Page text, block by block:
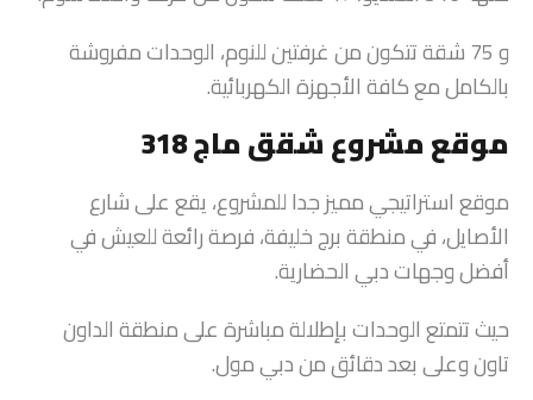
و 75 شقة تتكون من غرفتين للنوم، الوحدات مفروشة
بالكامل مع كافة الأجهزة الكهربائية.
موقع مشروع شقق ماج 318
موقع استراتيجي مميز جدا للمشروع، يقع على شارع
الأصايل، في منطقة برج خليفة، فرصة رائعة للعيش في
أفضل وجهات دبي الحضارية.
حيث تتمتع الوحدات بإطلالة مباشرة على منطقة الداون
تاون وعلى بعد دقائق من دبي مول.